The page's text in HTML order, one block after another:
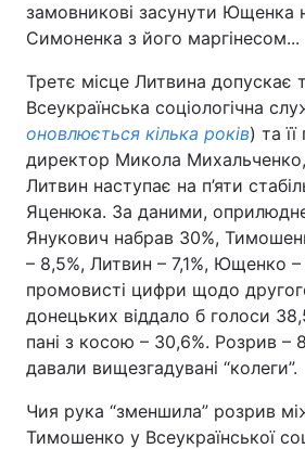
замовникові засунути Ющенка
Симоненка з його маргінесом...
Третє місце Литвина допускає
Всеукраїнська соціологічна
оновлюється кілька років) та
директор Микола
Литвин наступає на п’яти
Яценюка. За даними,
Янукович набрав 30%,
– 8,5%, Литвин – 7,1%, Ющенко –
промовисті цифри щодо
донецьких віддало б голоси
пані з косою – 30,6%. Розрив –
давали вищезгадувані “колеги”.
Чия рука “зменшила” розрив
Тимошенко у Всеукраїнської